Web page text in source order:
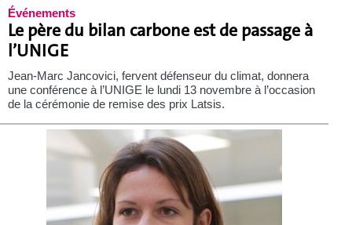
Événements
Le père du bilan carbone est de passage à
l’UNIGE
Jean-Marc Jancovici, fervent défenseur du climat, donnera
une conférence à l’UNIGE le lundi 13 novembre à l’occasion
de la cérémonie de remise des prix Latsis.